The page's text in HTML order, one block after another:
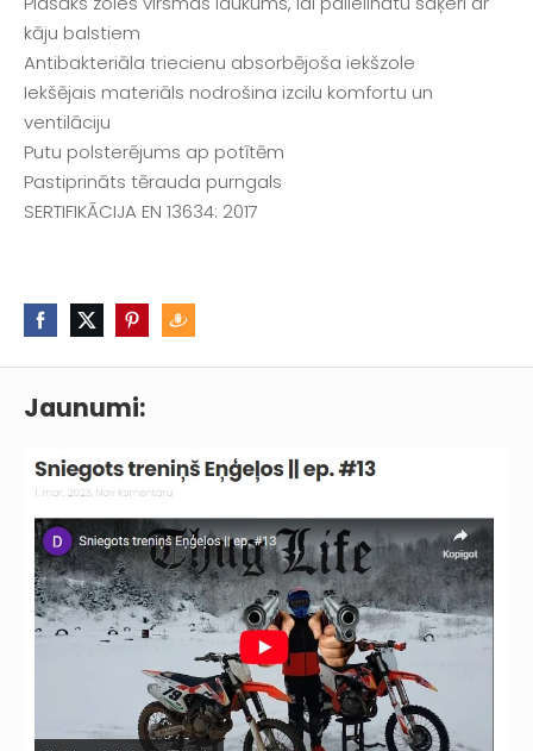
Jaunumi:
kāju balstiem
Antibakteriāla triecienu absorbējoša iekšzole
Iekšējais materiāls nodrošina izcilu komfortu un
ventilāciju
Putu polsterējums ap potītēm
Pastiprināts tērauda purngals
SERTIFIKĀCIJA EN 13634: 2017